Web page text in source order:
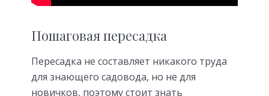
Пошаговая пересадка
Пересадка не составляет никакого труда
для знающего садовода, но не для
новичков, поэтому стоит знать